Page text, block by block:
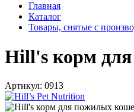
Главная
Каталог
Товары, снятые с
Hill's корм для
Артикул: 0913